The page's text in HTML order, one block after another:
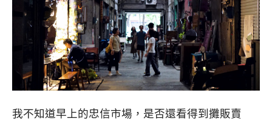
我不知道早上的忠信市場，是否還看得到攤販賣